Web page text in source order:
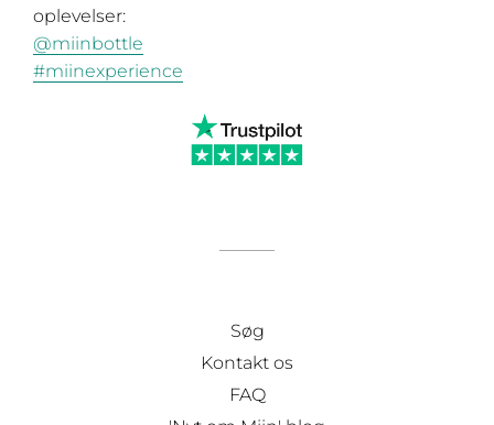
oplevelser:
@miinbottle
#miinexperience
Søg
Kontakt os
FAQ